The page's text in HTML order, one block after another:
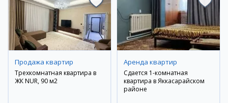
Продажа квартир
Трехкомнатная квартира в
ЖК NUR, 90 м2
Аренда квартир
Сдается 1-комнатная
квартира в Яккасарайском
районе